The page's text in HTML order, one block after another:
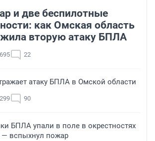
и две беспилотные
как Омская область
вторую атаку БПЛА
22
атаку БПЛА в Омской области
90
БПЛА упали в поле в окрестностях
вспыхнул пожар